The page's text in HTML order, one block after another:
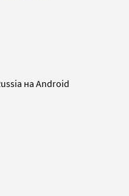
на Android